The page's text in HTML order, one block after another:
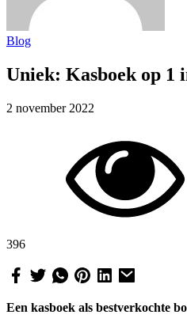
Blog
Uniek: Kasboek op 1
2 november 2022
396
Een kasboek als bestverkochte